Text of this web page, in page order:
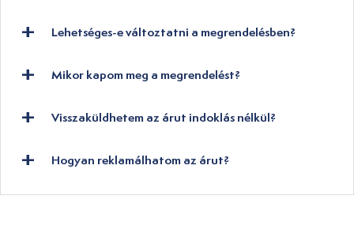
Lehetséges-e változtatni a megrendelésben?
Mikor kapom meg a megrendelést?
Visszaküldhetem az árut indoklás nélkül?
Hogyan reklamálhatom az árut?